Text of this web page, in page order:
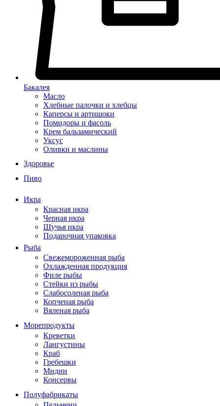
Бакалея
Масло
Хлебные палочки и хлебцы
Каперсы и артишоки
Помидоры и фасоль
Крем бальзамический
Уксус
Оливки и маслины
Здоровье
Пиво
Икра
Красная икра
Черная икра
Щучья икра
Подарочная упаковка
Рыба
Свежемороженная рыба
Охлажденная продукция
Филе рыбы
Стейки из рыбы
Слабосоленая рыба
Копченая рыба
Вяленая рыба
Морепродукты
Креветки
Лангустины
Краб
Гребешки
Мидии
Консервы
Полуфабрикаты